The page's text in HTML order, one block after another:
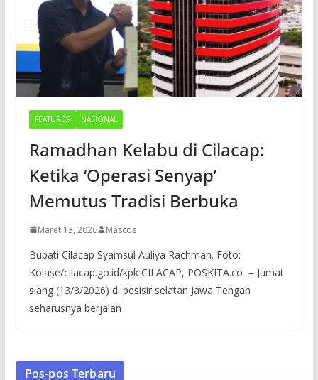
FEATURES NASIONAL
Ramadhan Kelabu di Cilacap:
Ketika ‘Operasi Senyap’
Memutus Tradisi Berbuka
Maret 13, 2026 Mascos
Bupati Cilacap Syamsul Auliya Rachman. Foto:
Kolase/cilacap.go.id/kpk CILACAP, POSKITA.co – Jumat
siang (13/3/2026) di pesisir selatan Jawa Tengah
seharusnya berjalan
Pos-pos Terbaru